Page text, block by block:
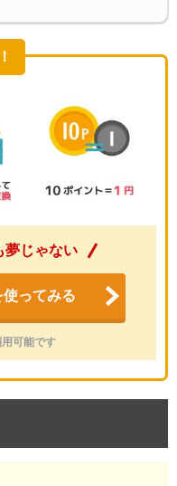
夢じゃない
ってみる
可能です